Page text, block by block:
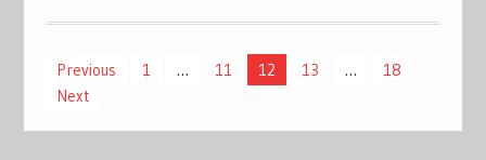
Posts
pagination
Previous 1 … 11 12 13 …
18
Next